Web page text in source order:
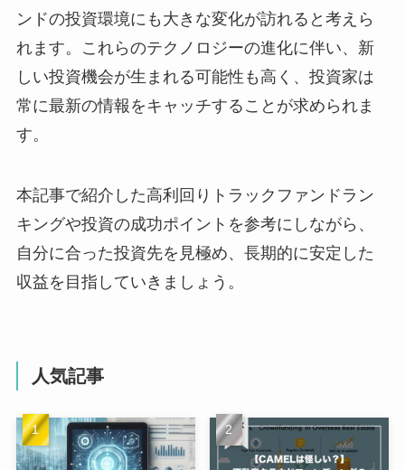
ンドの投資環境にも大きな変化が訪れると考えら
れます。これらのテクノロジーの進化に伴い、新
しい投資機会が生まれる可能性も高く、投資家は
常に最新の情報をキャッチすることが求められま
す。
本記事で紹介した高利回りトラックファンドラン
キングや投資の成功ポイントを参考にしながら、
自分に合った投資先を見極め、長期的に安定した
収益を目指していきましょう。
人気記事